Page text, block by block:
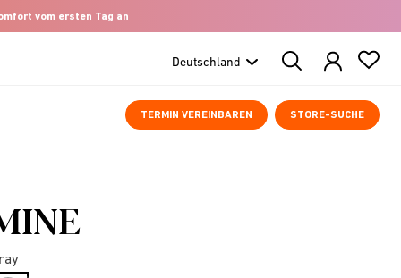
vom ersten Tag an
Search
Products
TERMIN VEREINBAREN STORE-SUCHE